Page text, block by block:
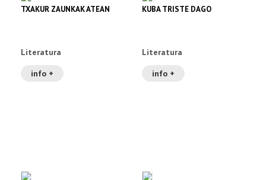
TXAKUR ZAUNKAK ATEAN
Literatura
info +
KUBA TRISTE DAGO
Literatura
info +